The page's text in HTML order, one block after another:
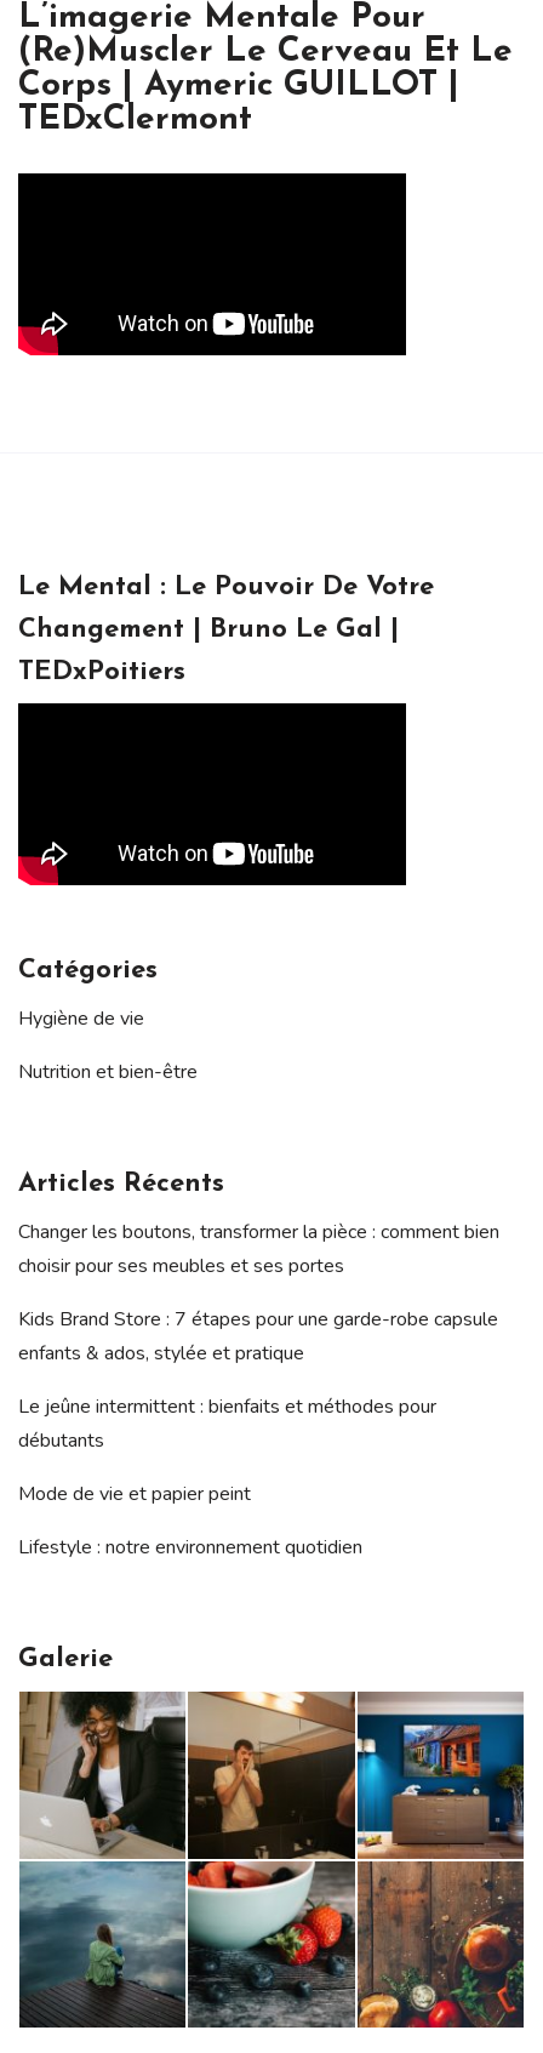
L’imagerie Mentale Pour
(re)muscler Le Cerveau Et Le
Corps | Aymeric GUILLOT |
TEDxClermont
Le Mental : Le Pouvoir De Votre
Changement | Bruno Le Gal |
TEDxPoitiers
Catégories
Hygiène de vie
Nutrition et bien-être
Articles Récents
Changer les boutons, transformer la pièce : comment bien
choisir pour ses meubles et ses portes
Kids Brand Store : 7 étapes pour une garde-robe capsule
enfants & ados, stylée et pratique
Le jeûne intermittent : bienfaits et méthodes pour
débutants
Mode de vie et papier peint
Lifestyle : notre environnement quotidien
Galerie